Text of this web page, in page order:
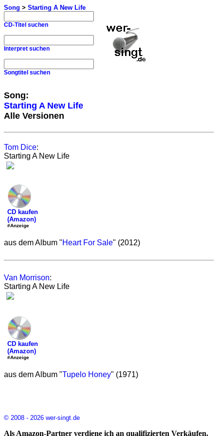
Song > Starting A New Life
CD-Titel suchen
Interpret suchen
Songtitel suchen
Song:
Starting A New Life
Alle Versionen
Tom Dice:
Starting A New Life
CD kaufen
(Amazon)
#Anzeige
aus dem Album "Heart For Sale" (2012)
Van Morrison:
Starting A New Life
CD kaufen
(Amazon)
#Anzeige
aus dem Album "Tupelo Honey" (1971)
© 2008 - 2026 wer-singt.de
Als Amazon-Partner verdiene ich an qualifizierten Verkäufen.